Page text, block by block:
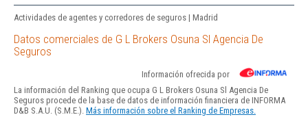
Actividades de agentes y corredores de seguros | Madrid
Datos comerciales de G L Brokers Osuna Sl Agencia De
Seguros
Información ofrecida por
La información del Ranking que ocupa G L Brokers Osuna Sl Agencia De
Seguros procede de la base de datos de información financiera de INFORMA
D&B S.A.U. (S.M.E.). Más información sobre el Ranking de Empresas.